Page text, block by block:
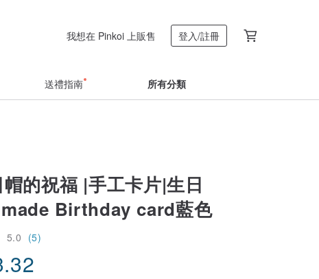
我想在 Pinkoi 上販售 登入/註冊
送禮指南 所有分類
的祝福 |手工卡片|生日
Birthday card藍色
5.0 (5)